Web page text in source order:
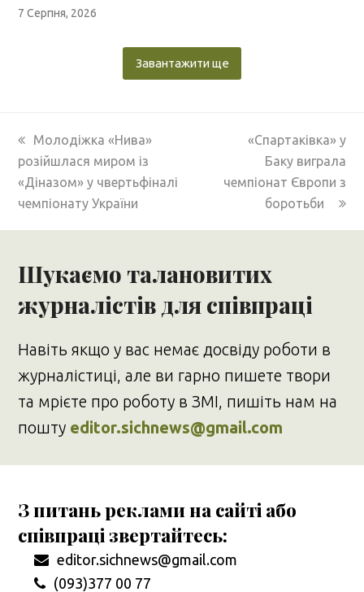
7 Серпня, 2026
Завантажити ще
previous
post:
Молодіжка «Нива»
розійшлася миром із
«Діназом» у чвертьфіналі
чемпіонату України
next
post:
«Спартаківка» у
Баку виграла
чемпіонат Європи з
боротьби
Шукаємо талановитих
журналістів для співпраці
Навіть якщо у вас немає досвіду роботи в
журналістиці, але ви гарно пишете твори
та мрієте про роботу в ЗМІ, пишіть нам на
пошту editor.sichnews@gmail.com
З питань реклами на сайті або
співпраці звертайтесь:
editor.sichnews@gmail.com
(093)377 00 77